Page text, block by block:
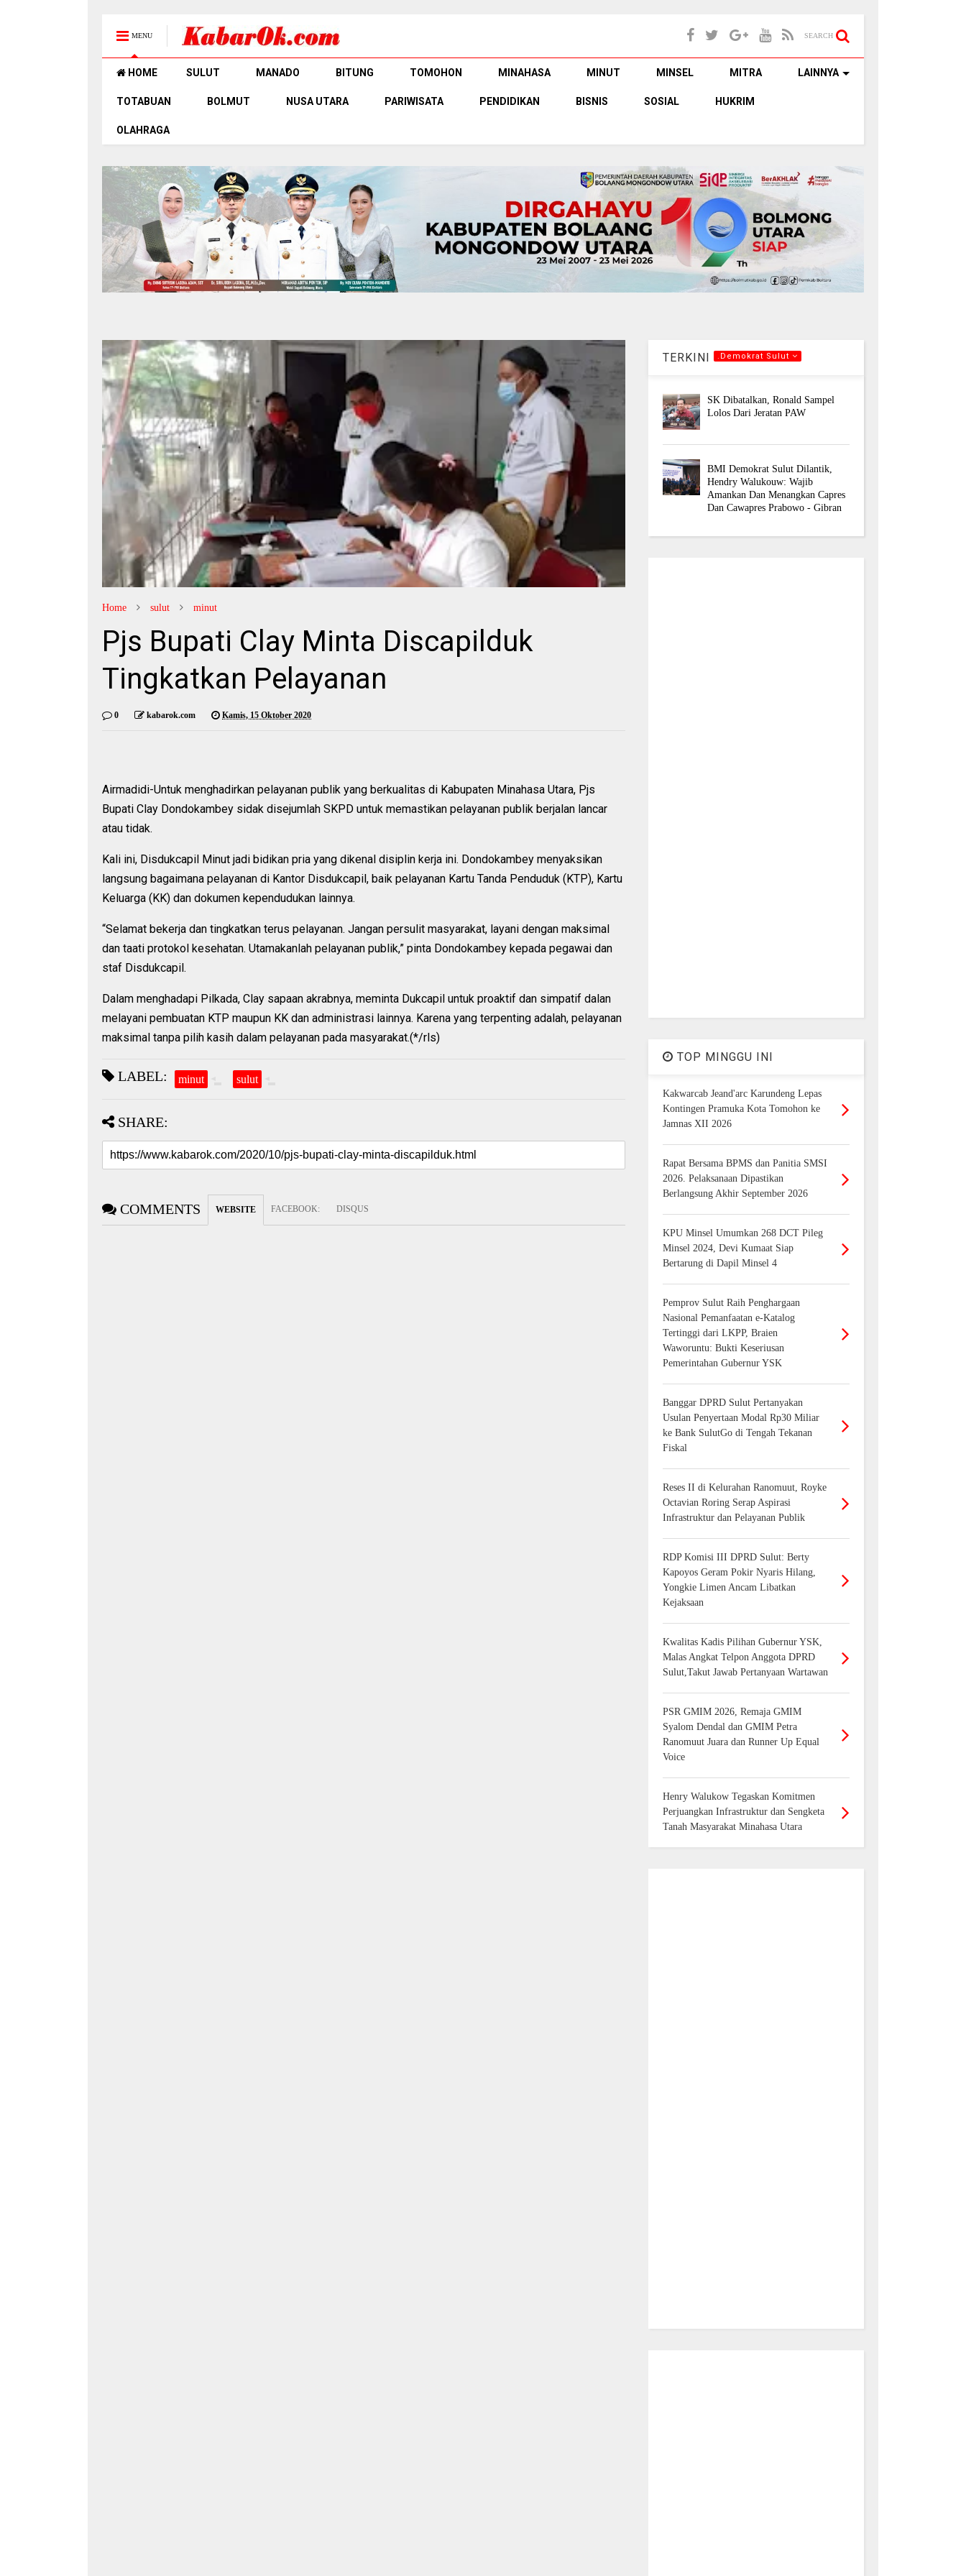
MENU SEARCH
HOME SULUT MANADO BITUNG TOMOHON MINAHASA MINUT MINSEL MITRA LAINNYA
TOTABUAN BOLMUT NUSA UTARA PARIWISATA PENDIDIKAN BISNIS SOSIAL HUKRIM
OLAHRAGA
Home sulut minut
Pjs Bupati Clay Minta Discapilduk
Tingkatkan Pelayanan
0 kabarok.com Kamis, 15 Oktober 2020
Airmadidi-Untuk menghadirkan pelayanan publik yang berkualitas di Kabupaten Minahasa Utara, Pjs
Bupati Clay Dondokambey sidak disejumlah SKPD untuk memastikan pelayanan publik berjalan lancar
atau tidak.
Kali ini, Disdukcapil Minut jadi bidikan pria yang dikenal disiplin kerja ini. Dondokambey menyaksikan
langsung bagaimana pelayanan di Kantor Disdukcapil, baik pelayanan Kartu Tanda Penduduk (KTP), Kartu
Keluarga (KK) dan dokumen kependudukan lainnya.
“Selamat bekerja dan tingkatkan terus pelayanan. Jangan persulit masyarakat, layani dengan maksimal
dan taati protokol kesehatan. Utamakanlah pelayanan publik,” pinta Dondokambey kepada pegawai dan
staf Disdukcapil.
Dalam menghadapi Pilkada, Clay sapaan akrabnya, meminta Dukcapil untuk proaktif dan simpatif dalan
melayani pembuatan KTP maupun KK dan administrasi lainnya. Karena yang terpenting adalah, pelayanan
maksimal tanpa pilih kasih dalam pelayanan pada masyarakat.(*/rls)
LABEL: minut sulut
SHARE:
COMMENTS WEBSITE FACEBOOK: DISQUS
TERKINI .Demokrat Sulut
SK Dibatalkan, Ronald Sampel
Lolos Dari Jeratan PAW
BMI Demokrat Sulut Dilantik,
Hendry Walukouw: Wajib
Amankan Dan Menangkan Capres
Dan Cawapres Prabowo - Gibran
TOP MINGGU INI
Kakwarcab Jeand'arc Karundeng Lepas
Kontingen Pramuka Kota Tomohon ke
Jamnas XII 2026
Rapat Bersama BPMS dan Panitia SMSI
2026. Pelaksanaan Dipastikan
Berlangsung Akhir September 2026
KPU Minsel Umumkan 268 DCT Pileg
Minsel 2024, Devi Kumaat Siap
Bertarung di Dapil Minsel 4
Pemprov Sulut Raih Penghargaan
Nasional Pemanfaatan e-Katalog
Tertinggi dari LKPP, Braien
Waworuntu: Bukti Keseriusan
Pemerintahan Gubernur YSK
Banggar DPRD Sulut Pertanyakan
Usulan Penyertaan Modal Rp30 Miliar
ke Bank SulutGo di Tengah Tekanan
Fiskal
Reses II di Kelurahan Ranomuut, Royke
Octavian Roring Serap Aspirasi
Infrastruktur dan Pelayanan Publik
RDP Komisi III DPRD Sulut: Berty
Kapoyos Geram Pokir Nyaris Hilang,
Yongkie Limen Ancam Libatkan
Kejaksaan
Kwalitas Kadis Pilihan Gubernur YSK,
Malas Angkat Telpon Anggota DPRD
Sulut,Takut Jawab Pertanyaan Wartawan
PSR GMIM 2026, Remaja GMIM
Syalom Dendal dan GMIM Petra
Ranomuut Juara dan Runner Up Equal
Voice
Henry Walukow Tegaskan Komitmen
Perjuangkan Infrastruktur dan Sengketa
Tanah Masyarakat Minahasa Utara